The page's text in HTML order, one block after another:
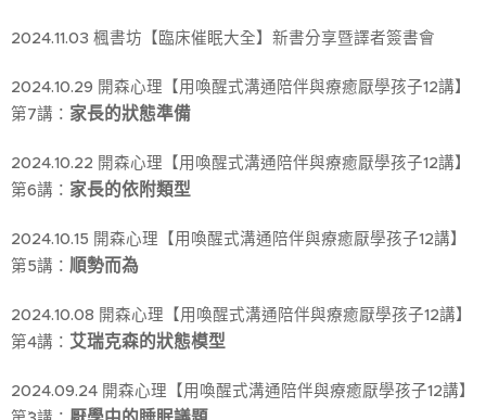
2024.11.03 楓書坊【臨床催眠大全】新書分享暨譯者簽書會
2024.10.29 開森心理【用喚醒式溝通陪伴與療癒厭學孩子12講】
第7講： 家長的狀態準備
2024.10.22 開森心理【用喚醒式溝通陪伴與療癒厭學孩子12講】
第6講： 家長的依附類型
2024.10.15 開森心理【用喚醒式溝通陪伴與療癒厭學孩子12講】
第5講： 順勢而為
2024.10.08 開森心理【用喚醒式溝通陪伴與療癒厭學孩子12講】
第4講： 艾瑞克森的狀態模型
2024.09.24 開森心理【用喚醒式溝通陪伴與療癒厭學孩子12講】